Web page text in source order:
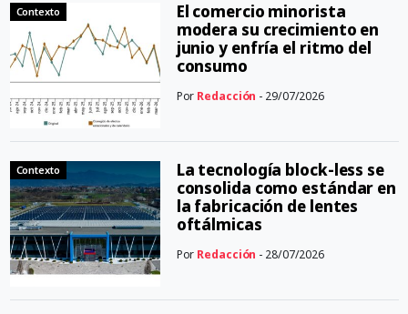
Contexto
El comercio minorista
modera su crecimiento en
junio y enfría el ritmo del
consumo
Por Redacción - 29/07/2026
Contexto
La tecnología block-less se
consolida como estándar en
la fabricación de lentes
oftálmicas
Por Redacción - 28/07/2026